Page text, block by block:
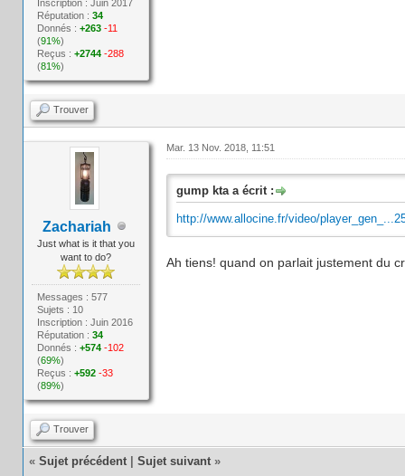
Inscription : Juin 2017
Réputation :34
Donnés :+263 -11
(91%)
Reçus :+2744 -288
(81%)
Trouver
Zachariah
Just what is it that you
want to do?
Messages : 577
Sujets : 10
Inscription : Juin 2016
Réputation :34
Donnés :+574 -102
(69%)
Reçus :+592 -33
(89%)
Mar. 13 Nov. 2018, 11:51
gump kta a écrit :
http://www.allocine.fr/video/
Ah tiens! quand on parlait justement du
Trouver
« Sujet précédent Sujet suivant »